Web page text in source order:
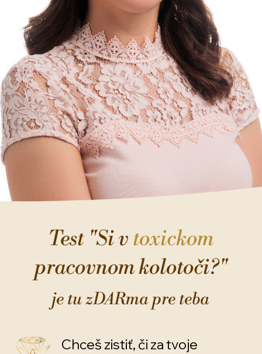
Test "Si v toxickom
pracovnom kolotoči?"
je tu zDARma pre teba
Chceš zistiť, či za tvoje